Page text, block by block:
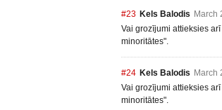
#23 Kels Balodis March
Vai grozījumi attieksies
minoritātes".
#24 Kels Balodis March
Vai grozījumi attieksies
minoritātes".